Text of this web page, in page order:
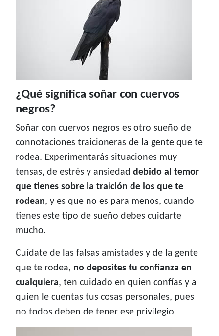
¿Qué significa soñar con cuervos
negros?
Soñar con cuervos negros es otro sueño de
connotaciones traicioneras de la gente que te
rodea. Experimentarás situaciones muy
tensas, de estrés y ansiedad debido al temor
que tienes sobre la traición de los que te
rodean, y es que no es para menos, cuando
tienes este tipo de sueño debes cuidarte
mucho.
Cuídate de las falsas amistades y de la gente
que te rodea, no deposites tu confianza en
cualquiera, ten cuidado en quien confías y a
quien le cuentas tus cosas personales, pues
no todos deben de tener ese privilegio.